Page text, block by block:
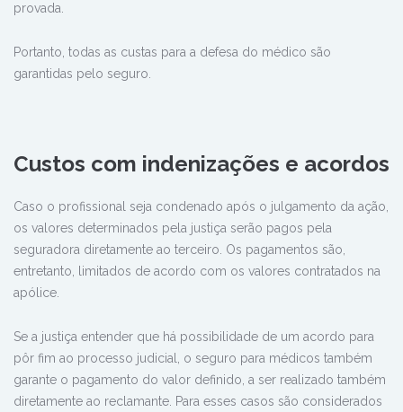
provada.
Portanto, todas as custas para a defesa do médico são
garantidas pelo seguro.
Custos com indenizações e acordos
Caso o profissional seja condenado após o julgamento da ação,
os valores determinados pela justiça serão pagos pela
seguradora diretamente ao terceiro. Os pagamentos são,
entretanto, limitados de acordo com os valores contratados na
apólice.
Se a justiça entender que há possibilidade de um acordo para
pôr fim ao processo judicial, o seguro para médicos também
garante o pagamento do valor definido, a ser realizado também
diretamente ao reclamante. Para esses casos são considerados